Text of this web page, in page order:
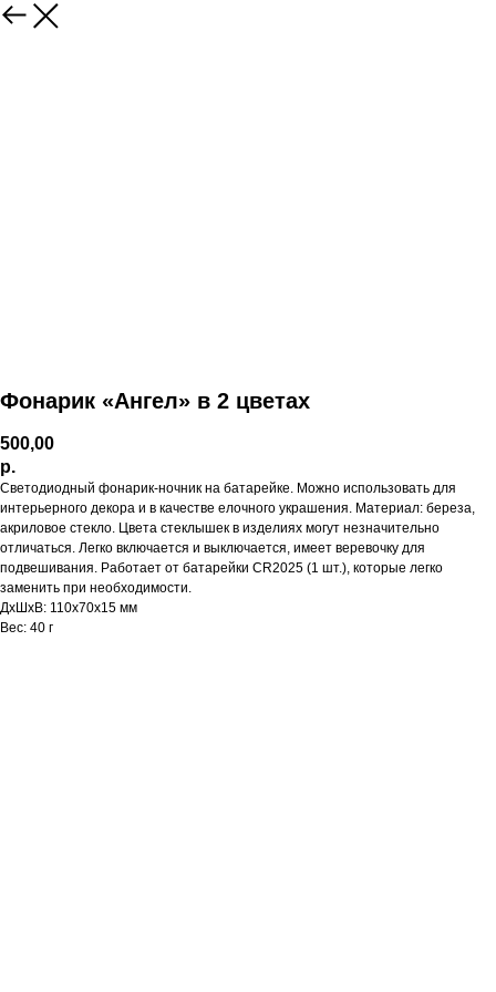
Фонарик «Ангел» в 2 цветах
500,00
р.
Светодиодный фонарик-ночник на батарейке. Можно использовать для
интерьерного декора и в качестве елочного украшения. Материал: береза,
акриловое стекло. Цвета стеклышек в изделиях могут незначительно
отличаться. Легко включается и выключается, имеет веревочку для
подвешивания. Работает от батарейки CR2025 (1 шт.), которые легко
заменить при необходимости.
ДxШxВ: 110х70х15 мм
Вес: 40 г